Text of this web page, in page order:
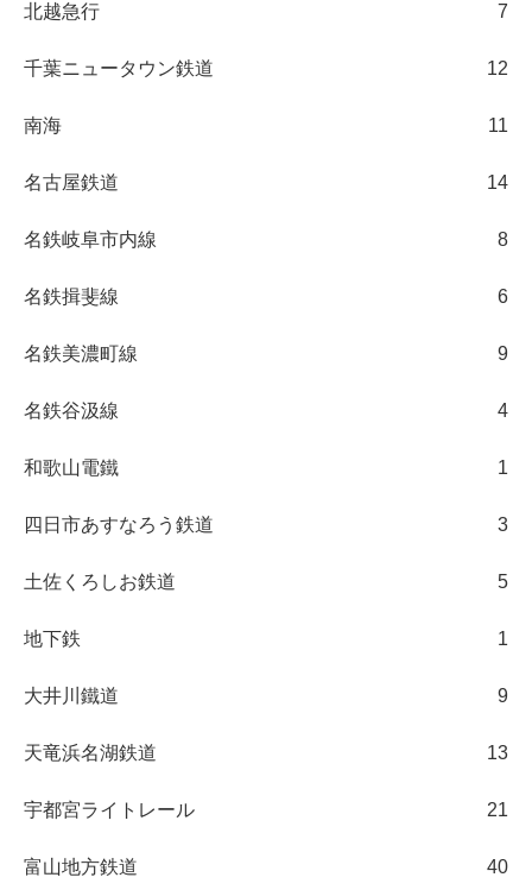
北越急行 7
千葉ニュータウン鉄道 12
南海 11
名古屋鉄道 14
名鉄岐阜市内線 8
名鉄揖斐線 6
名鉄美濃町線 9
名鉄谷汲線 4
和歌山電鐵 1
四日市あすなろう鉄道 3
土佐くろしお鉄道 5
地下鉄 1
大井川鐵道 9
天竜浜名湖鉄道 13
宇都宮ライトレール 21
富山地方鉄道 40